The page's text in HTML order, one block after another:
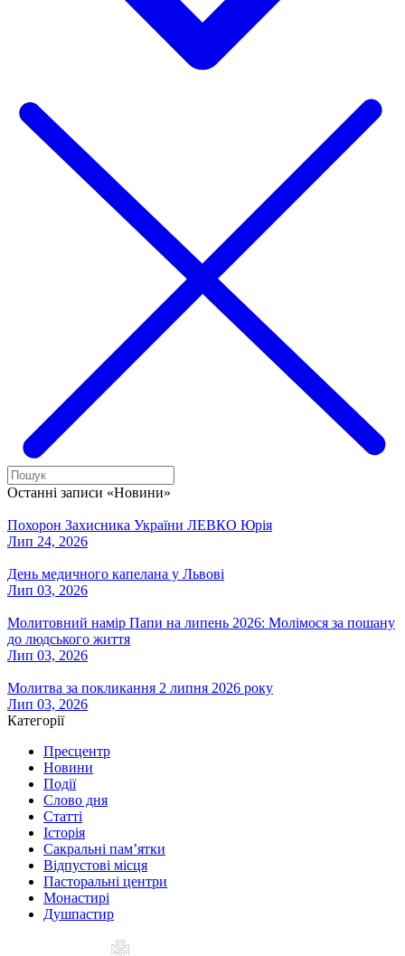
Останні записи «Новини»
Похорон Захисника України ЛЕВКО Юрія
Лип 24, 2026
День медичного капелана у Львові
Лип 03, 2026
Молитовний намір Папи на липень 2026: Молімося за пошану
до людського життя
Лип 03, 2026
Молитва за покликання 2 липня 2026 року
Лип 03, 2026
Категорії
Пресцентр
Новини
Події
Слово дня
Статті
Історія
Сакральні пам’ятки
Відпустові місця
Пасторальні центри
Монастирі
Душпастир